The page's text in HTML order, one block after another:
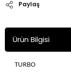
Paylaş
Ürün Bilgisi
TURBO